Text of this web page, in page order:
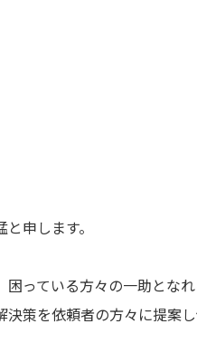
申します。
っている方々の一助とな
策を依頼者の方々に提案